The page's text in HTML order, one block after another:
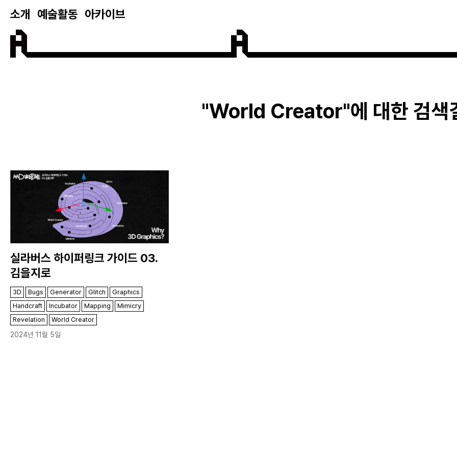
소개 예술활동 아카이브
World Creator
실라버스 하이퍼링크 가이드 03.
김을지로
2024년 11월 5일
3D Bugs Generator Glitch
Graphics
Handcraft
Incubator Mapping
Mimicry
Revelation
World Creator